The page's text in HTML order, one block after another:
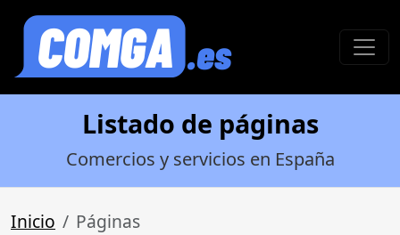
Listado de páginas
Comercios y servicios en España
Inicio Páginas